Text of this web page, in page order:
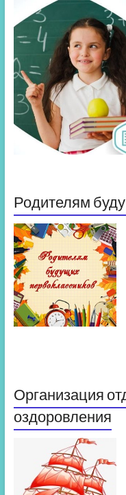
Родителям
Организация
оздоровления